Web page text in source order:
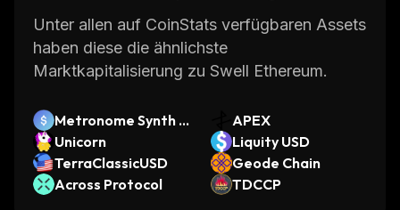
Unter allen auf CoinStats verfügbaren Assets
haben diese die ähnlichste
Marktkapitalisierung zu Swell Ethereum.
Metronome Synth U
SD
APEX
Unicorn
Liquity USD
TerraClassicUSD
Geode Chain
Across Protocol
TDCCP